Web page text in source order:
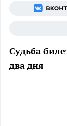
Судьба
два дня